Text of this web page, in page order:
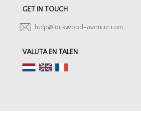
GET IN TOUCH
help@lockwood-avenue.com
VALUTA EN TALEN